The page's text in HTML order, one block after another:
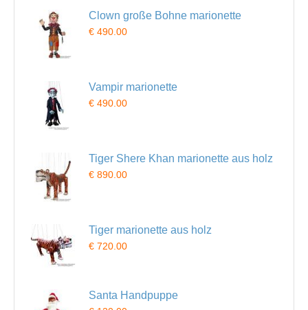
Clown große Bohne marionette
€ 490.00
Vampir marionette
€ 490.00
Tiger Shere Khan marionette aus holz
€ 890.00
Tiger marionette aus holz
€ 720.00
Santa Handpuppe